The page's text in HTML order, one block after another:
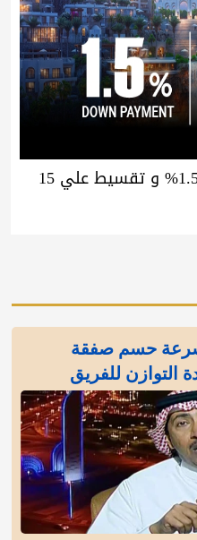
عرض لفترة محدودة مقدم 1.5% و تقسيط علي 15
حسم صفقة
التوازن للفريق